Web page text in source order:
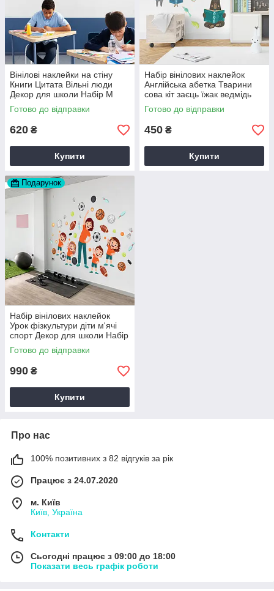
Вінілові наклейки на стіну
Книги Цитата Вільні люди
Декор для школи Набір М
860х420мм матова
Готово до відправки
620 ₴
Купити
Набір вінілових наклейок
Англійська абетка Тварини
сова кіт заєць їжак ведмідь
Набір М 1000х500мм матова
Готово до відправки
450 ₴
Купити
Подарунок
Набір вінілових наклейок
Урок фізкультури діти м'ячі
спорт Декор для школи Набір
L 1100х1000 мм матова
Готово до відправки
990 ₴
Купити
Про нас
100% позитивних з 82 відгуків за рік
Працює з 24.07.2020
м. Київ
Київ, Україна
Контакти
Сьогодні працює з 09:00 до 18:00
Показати весь графік роботи